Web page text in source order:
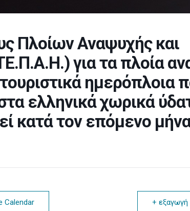
Πλοίων Αναψυχής και
για τα πλοία
ημερόπλοια
ελληνικά χωρικά
κατά τον επόμενο
Calendar +